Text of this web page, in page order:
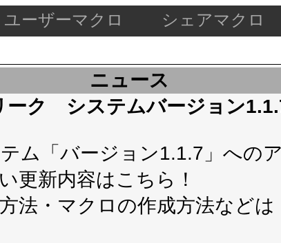
ユーザーマクロ シェアマクロ
ニュース
ーク システムバージョン
ム「バージョン1.1.7」への
更新内容はこちら！
法・マクロの作成方法などは